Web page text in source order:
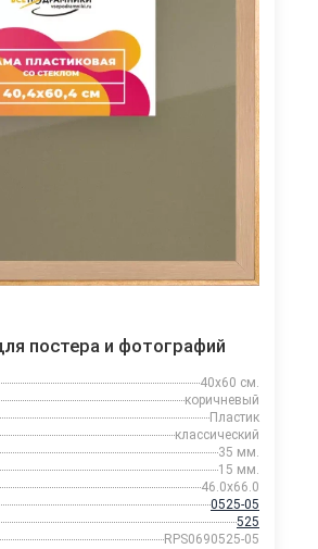
постера и фотографий
40x60 см.
коричневый
Пластик
классический
35 мм.
15 мм.
46.0x66.0
0525-05
525
RPS0690525-05